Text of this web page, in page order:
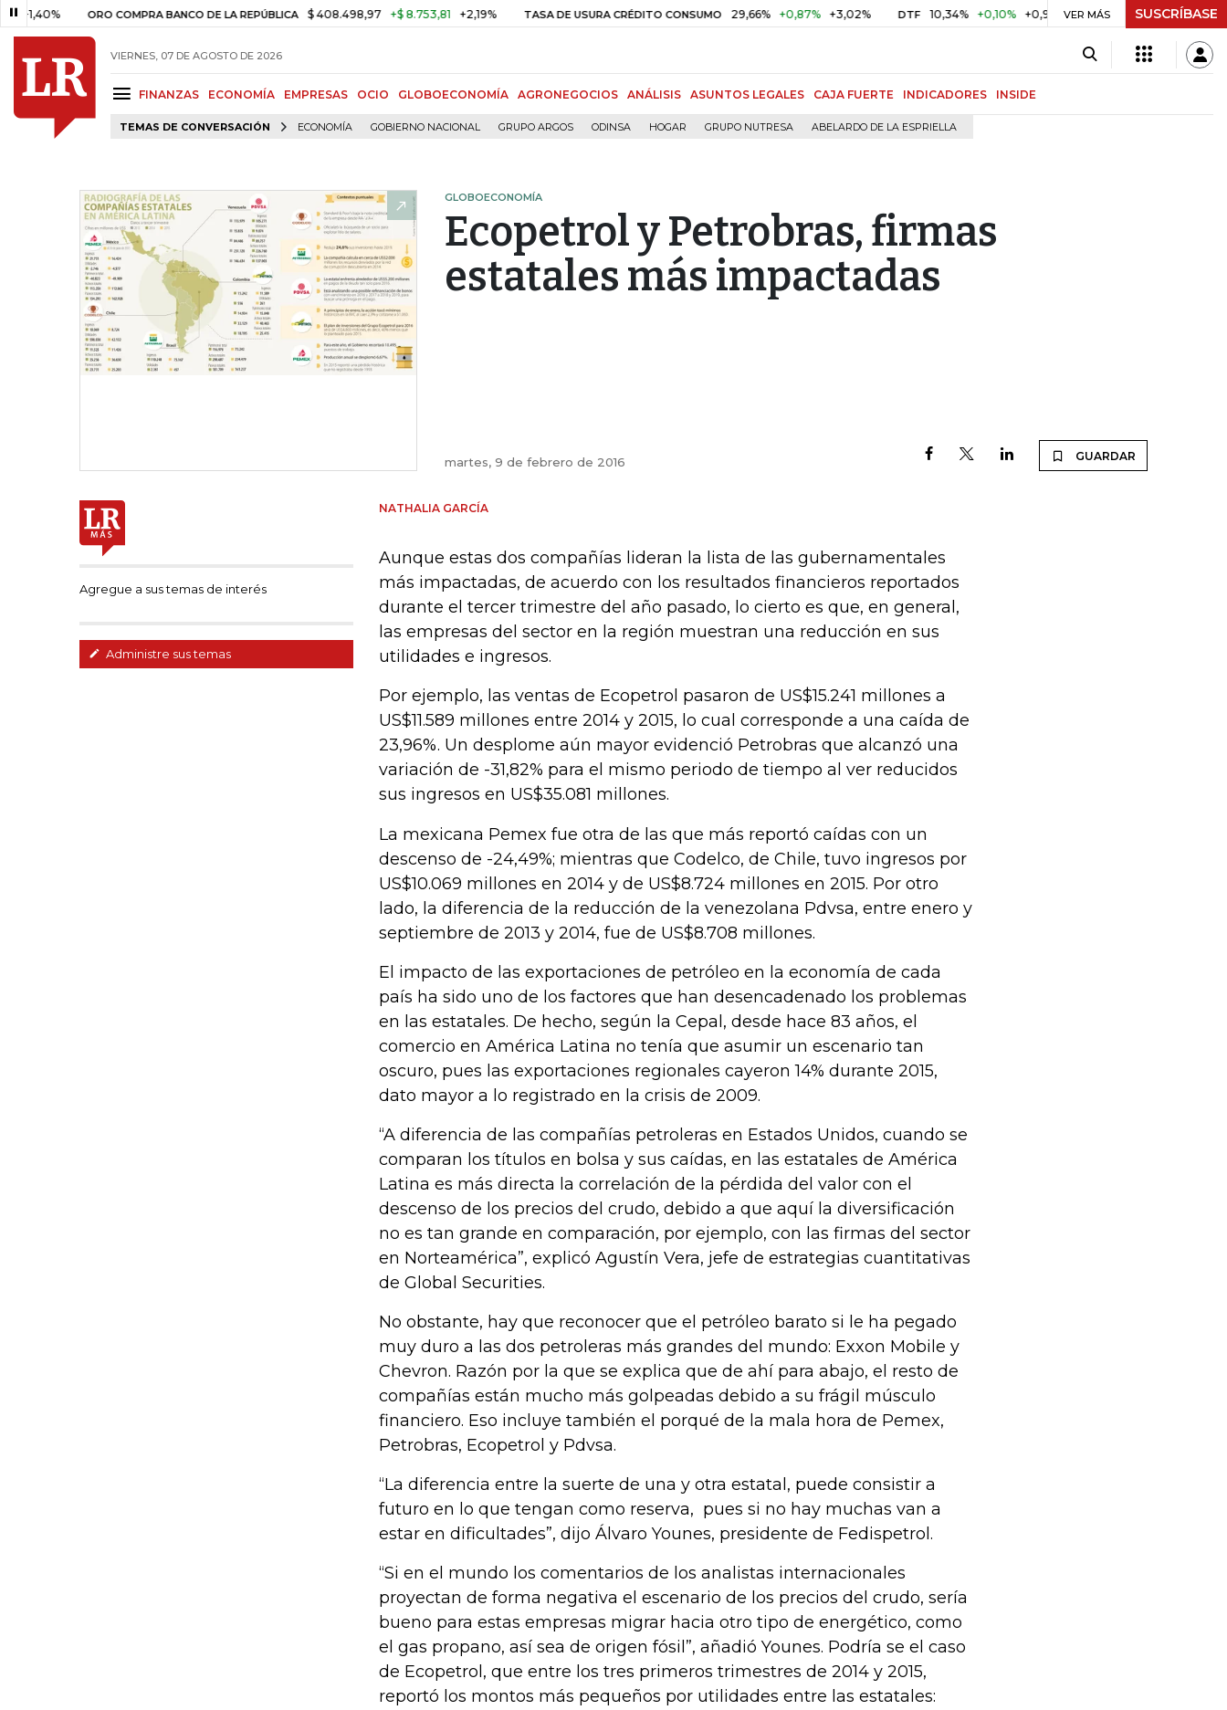
ORO COMPRA BANCO DE LA REPÚBLICA $ 408.498,97 +$ 8.753,81 +2,19% TASA DE USURA CRÉDITO CONSUMO 29,66% +0,87% +3,02% DTF 10,34% +0,10% +0,98% UVR $ 416,91 +$ 0,05 +0,01%
VER MÁS SUSCRÍBASE
VIERNES, 07 DE AGOSTO DE 2026
FINANZAS ECONOMÍA EMPRESAS OCIO GLOBOECONOMÍA AGRONEGOCIOS ANÁLISIS ASUNTOS LEGALES CAJA FUERTE INDICADORES INSIDE
TEMAS DE CONVERSACIÓN ECONOMÍA GOBIERNO NACIONAL GRUPO ARGOS ODINSA HOGAR GRUPO NUTRESA ABELARDO DE LA ESPRIELLA
GLOBOECONOMÍA
Ecopetrol y Petrobras, firmas
estatales más impactadas
martes, 9 de febrero de 2016 GUARDAR
Agregue a sus temas de interés
Administre sus temas
NATHALIA GARCÍA
Aunque estas dos compañías lideran la lista de las gubernamentales
más impactadas, de acuerdo con los resultados financieros reportados
durante el tercer trimestre del año pasado, lo cierto es que, en general,
las empresas del sector en la región muestran una reducción en sus
utilidades e ingresos.
Por ejemplo, las ventas de Ecopetrol pasaron de US$15.241 millones a
US$11.589 millones entre 2014 y 2015, lo cual corresponde a una caída de
23,96%. Un desplome aún mayor evidenció Petrobras que alcanzó una
variación de -31,82% para el mismo periodo de tiempo al ver reducidos
sus ingresos en US$35.081 millones.
La mexicana Pemex fue otra de las que más reportó caídas con un
descenso de -24,49%; mientras que Codelco, de Chile, tuvo ingresos por
US$10.069 millones en 2014 y de US$8.724 millones en 2015. Por otro
lado, la diferencia de la reducción de la venezolana Pdvsa, entre enero y
septiembre de 2013 y 2014, fue de US$8.708 millones.
El impacto de las exportaciones de petróleo en la economía de cada
país ha sido uno de los factores que han desencadenado los problemas
en las estatales. De hecho, según la Cepal, desde hace 83 años, el
comercio en América Latina no tenía que asumir un escenario tan
oscuro, pues las exportaciones regionales cayeron 14% durante 2015,
dato mayor a lo registrado en la crisis de 2009.
“A diferencia de las compañías petroleras en Estados Unidos, cuando se
comparan los títulos en bolsa y sus caídas, en las estatales de América
Latina es más directa la correlación de la pérdida del valor con el
descenso de los precios del crudo, debido a que aquí la diversificación
no es tan grande en comparación, por ejemplo, con las firmas del sector
en Norteamérica”, explicó Agustín Vera, jefe de estrategias cuantitativas
de Global Securities.
No obstante, hay que reconocer que el petróleo barato si le ha pegado
muy duro a las dos petroleras más grandes del mundo: Exxon Mobile y
Chevron. Razón por la que se explica que de ahí para abajo, el resto de
compañías están mucho más golpeadas debido a su frágil músculo
financiero. Eso incluye también el porqué de la mala hora de Pemex,
Petrobras, Ecopetrol y Pdvsa.
“La diferencia entre la suerte de una y otra estatal, puede consistir a
futuro en lo que tengan como reserva, pues si no hay muchas van a
estar en dificultades”, dijo Álvaro Younes, presidente de Fedispetrol.
“Si en el mundo los comentarios de los analistas internacionales
proyectan de forma negativa el escenario de los precios del crudo, sería
bueno para estas empresas migrar hacia otro tipo de energético, como
el gas propano, así sea de origen fósil”, añadió Younes. Podría se el caso
de Ecopetrol, que entre los tres primeros trimestres de 2014 y 2015,
reportó los montos más pequeños por utilidades entre las estatales: